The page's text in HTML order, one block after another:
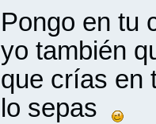
Pongo en tu
yo también
que crías en
lo sepas